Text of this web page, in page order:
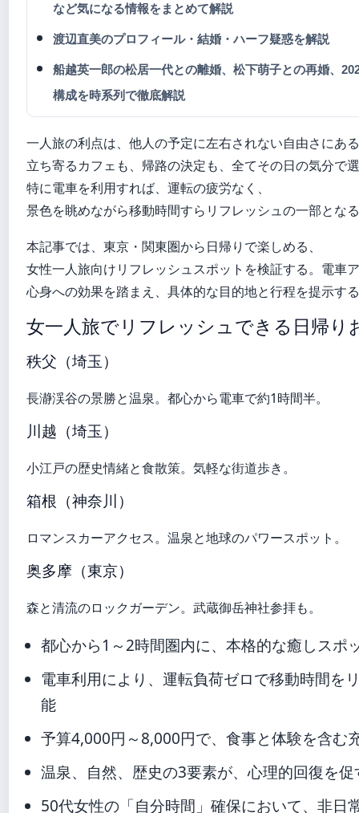
など気になる情報をまとめて解説
渡辺直美のプロフィール・結婚・ハーフ疑惑を解説
船越英一郎の松居一代との離婚、松下萌子との再婚、
構成を時系列で徹底解説
一人旅の利点は、他人の予定に左右されない自由さにあ
立ち寄るカフェも、帰路の決定も、全てその日の気分で
特に電車を利用すれば、運転の疲労なく、
景色を眺めながら移動時間すらリフレッシュの一部とな
本記事では、東京・関東圏から日帰りで楽しめる、
女性一人旅向けリフレッシュスポットを検証する。電車
心身への効果を踏まえ、具体的な目的地と行程を提示す
女一人旅でリフレッシュできる日帰り
秩父（埼玉）
長瀞渓谷の景勝と温泉。都心から電車で約1時間半。
川越（埼玉）
小江戸の歴史情緒と食散策。気軽な街道歩き。
箱根（神奈川）
ロマンスカーアクセス。温泉と地球のパワースポット。
奥多摩（東京）
森と清流のロックガーデン。武蔵御岳神社参拝も。
都心から1～2時間圏内に、本格的な癒しスポ
電車利用により、運転負荷ゼロで移動時間を
能
予算4,000円～8,000円で、食事と体験を含む
温泉、自然、歴史の3要素が、心理的回復を
50代女性の「自分時間」確保において、非日